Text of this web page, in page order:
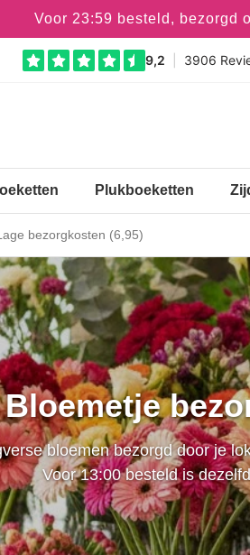
Voor 23:59 besteld, bezorgd
Plukboeketten
bezorgkosten (6,95)
bloemen bezorgd door je
Voor 13:00 besteld is